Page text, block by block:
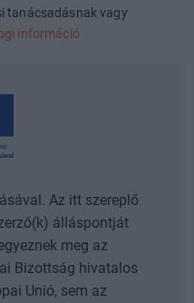
tanácsadásnak vagy
információ
Az itt szereplő
álláspontját
meg az
Bizottság hivatalos
Unió, sem az